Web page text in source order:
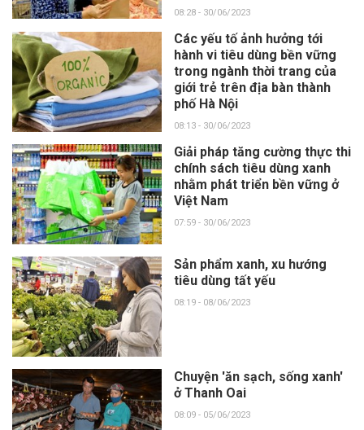
08:28 - 30/06/2023
Các yếu tố ảnh hưởng tới
hành vi tiêu dùng bền vững
trong ngành thời trang của
giới trẻ trên địa bàn thành
phố Hà Nội
08:13 - 30/06/2023
Giải pháp tăng cường thực thi
chính sách tiêu dùng xanh
nhằm phát triển bền vững ở
Việt Nam
07:59 - 30/06/2023
Sản phẩm xanh, xu hướng
tiêu dùng tất yếu
08:19 - 08/06/2023
Chuyện 'ăn sạch, sống xanh'
ở Thanh Oai
08:09 - 05/06/2023